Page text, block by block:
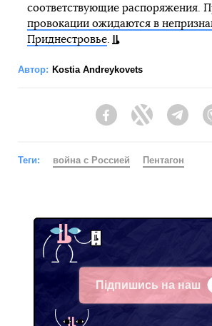
соответствующие распоряжения.
провокации ожидаются в
Приднестровье.
Автор: Kostia Andreykovets
FacebookTwitter
Теги: война с Россией Пентагон
Підпишись на наш
Facebook